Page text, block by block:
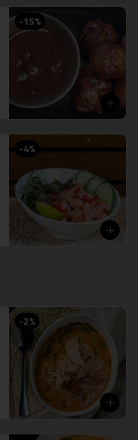
-15%
-4%
-2%